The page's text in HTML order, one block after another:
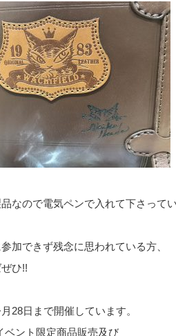
なので電気ペンで入れて下さって
加できず残念に思われている方、
ひ!!
28日まで開催しています。
ベント限定商品販売及び